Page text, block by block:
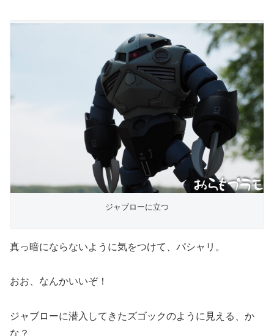
ジャブローに立つ
真っ暗にならないように気をつけて、パシャリ。
おお、なんかいいぞ！
ジャブローに潜入してきたズゴックのように見える、か
な？